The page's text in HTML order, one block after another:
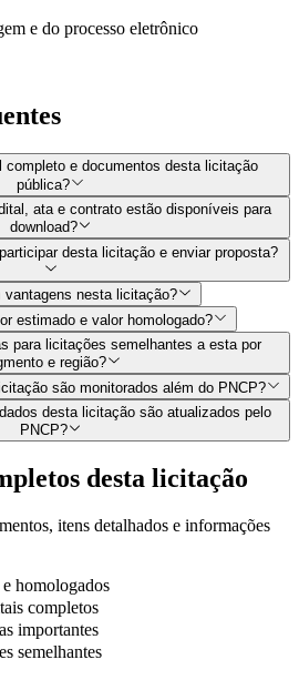
e do processo eletrônico
completo e documentos desta licitação
pública?
ata e contrato estão disponíveis para
download?
desta licitação e enviar proposta?
nesta licitação?
estimado e valor homologado?
para licitações semelhantes a esta por
e região?
são monitorados além do PNCP?
desta licitação são atualizados pelo
PNCP?
desta licitação
itens detalhados e informações
homologados
completos
importantes
semelhantes